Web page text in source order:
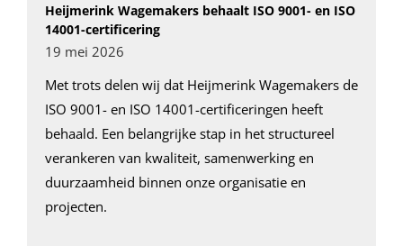
Heijmerink Wagemakers behaalt ISO 9001- en ISO
14001-certificering
19 mei 2026
Met trots delen wij dat Heijmerink Wagemakers de
ISO 9001- en ISO 14001-certificeringen heeft
behaald. Een belangrijke stap in het structureel
verankeren van kwaliteit, samenwerking en
duurzaamheid binnen onze organisatie en
projecten.